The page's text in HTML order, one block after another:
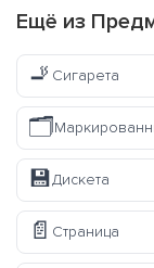
Ещё из
🚬 Сигарета
🗂️
💾Дискета
📄 Страница